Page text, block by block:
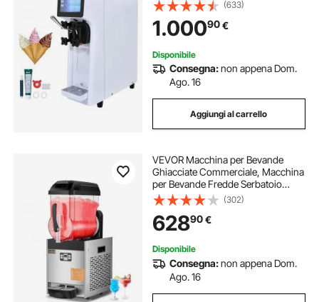
Litri, Cilindro 1,6 Litri, per Snack Bar
Ristorante
(633)
1.00090€
Disponibile
Consegna:non appena Dom.
Ago. 16
Aggiungi al carrello
VEVOR Macchina per Bevande
Ghiacciate Commerciale, Macchina
per Bevande Fredde Serbatoio
Singolo 12 Litri, Macchina per
Frullati in Acciaio Inox, Macchina
per Bevande da Bar Hotel Ristorante
Catering
(302)
62890€
Disponibile
Consegna:non appena Dom.
Ago. 16